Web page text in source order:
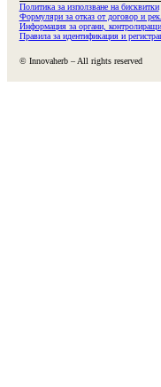
Политика за използване на бисквитки
Формуляри за отказ от договор и
Информация за органи, контролиращи
Правила за идентификация и
© Innovaherb – All rights reserved